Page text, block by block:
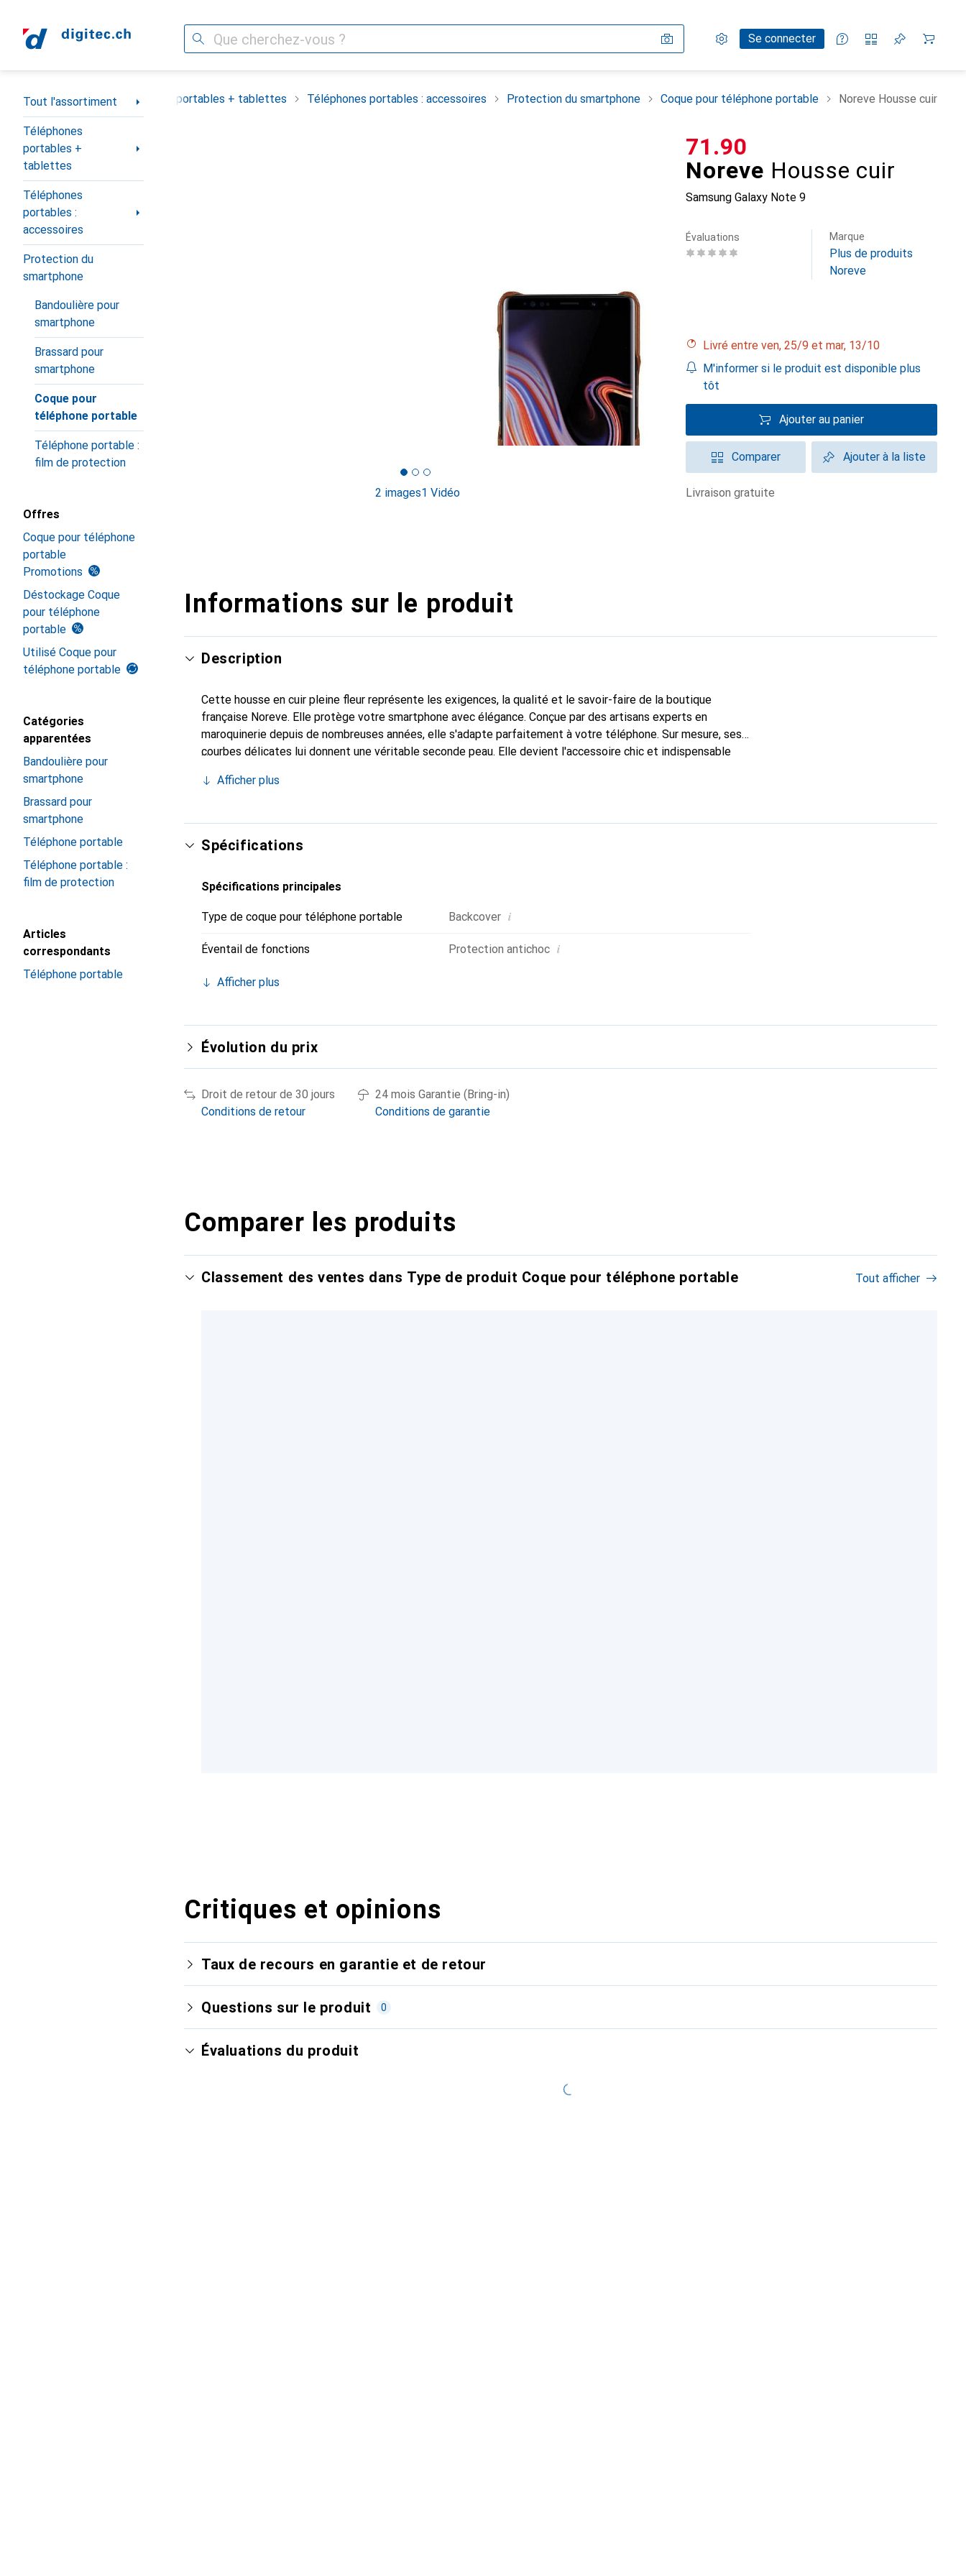
Recherche Paramètres
Compte clientSe connecter
Listes de comparaison
Listes d'envies
Panier
Navigation par catégorie
Tout l'assortiment
Téléphones
portables +
tablettes
Téléphones
portables :
accessoires
Protection du
smartphone
Bandoulière pour
smartphone
Brassard pour
smartphone
Coque pour
téléphone portable
Téléphone portable :
film de protection
Offres
Coque pour téléphone
portable
Promotions
Déstockage Coque
pour téléphone
portable
Utilisé Coque pour
téléphone portable
Catégories
apparentées
Bandoulière pour
smartphone
Brassard pour
smartphone
Téléphone portable
Téléphone portable :
film de protection
Articles
correspondants
Téléphone portable
Tout l'assortiment Téléphones portables + tablettes Téléphones portables : accessoires Protection du smartphone Coque pour téléphone portable Noreve Housse cuir
2 images1 Vidéo
Noreve Housse cuir
Samsung Galaxy Note 9
CHF
71.90
Évaluations Marque
Plus de produits
Noreve
Livré entre ven, 25/9 et mar, 13/10
M'informer si le produit est disponible plus
tôt
Ajouter au panier
Comparer Ajouter à la liste
livraison gratuite
Informations sur le produit
Description
Cette housse en cuir pleine fleur représente les exigences, la qualité et le savoir-faire de la boutique
française Noreve. Elle protège votre smartphone avec élégance. Conçue par des artisans experts en
maroquinerie depuis de nombreuses années, elle s'adapte parfaitement à votre téléphone. Sur mesure, ses
courbes délicates lui donnent une véritable seconde peau. Elle devient l'accessoire chic et indispensable
Noreve est un choix sûr pour une clientèle exigeante.
Afficher plus
Spécifications
Spécifications principales
Type de coque pour téléphone portable Backcover i
Éventail de fonctions Protection antichoc i
Afficher plus
Évolution du prix
Droit de retour de 30 jours
Conditions de retour
24 mois Garantie (Bring-in)
Conditions de garantie
Comparer les produits
Classement des ventes dans Type de produit Coque pour téléphone portable Tout afficher
Critiques et opinions
Taux de recours en garantie et de retour
Questions sur le produit 0
Évaluations du produit